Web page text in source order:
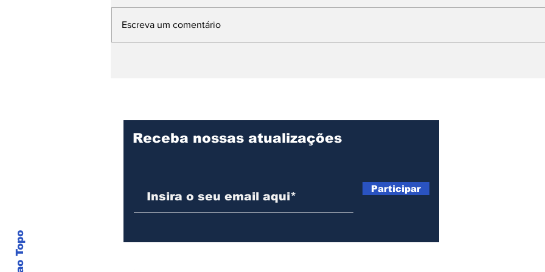
Escreva um comentário
Receba nossas atualizações
Participar